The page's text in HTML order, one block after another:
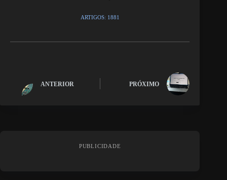
ARTIGOS: 1881
ANTERIOR PRÓXIMO
PUBLICIDADE